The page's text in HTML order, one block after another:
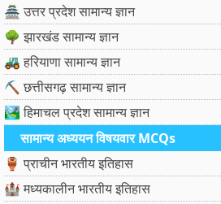
🏯 उत्तर प्रदेश सामान्य ज्ञान
🌳 झारखंड सामान्य ज्ञान
🚜 हरियाणा सामान्य ज्ञान
⛏️ छत्तीसगढ़ सामान्य ज्ञान
🏞️ हिमाचल प्रदेश सामान्य ज्ञान
सामान्य अध्ययन विषयवार MCQs
🏺 प्राचीन भारतीय इतिहास
🏰 मध्यकालीन भारतीय इतिहास